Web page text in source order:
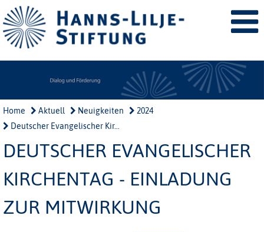
Home Aktuell Neuigkeiten
2024
Deutscher Evangelischer Kir...
DEUTSCHER EVANGELISCHER
KIRCHENTAG - EINLADUNG
ZUR MITWIRKUNG